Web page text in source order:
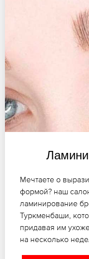
Мечтаете о
формой? наш
ламинирование
Туркменбаши,
придавая им
на несколько